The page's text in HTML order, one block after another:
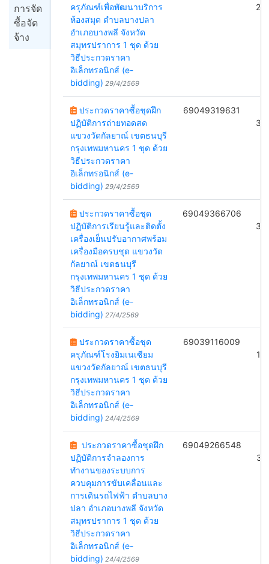
การจัด
ซื้อจัด
จ้าง
ครุภัณฑ์เพื่อพัฒนาบริการ
ห้องสมุด ตำบลบางปลา
อำเภอบางพลี จังหวัด
สมุทรปราการ 1 ชุด ด้วย
วิธีประกวดราคา
อิเล็กทรอนิกส์ (e-
bidding) 29/4/2569
ประกวดราคาซื้อชุดฝึก
ปฏิบัติการถ่ายทอดสด
แขวงวัดกัลยาณ์ เขตธนบุรี
กรุงเทพมหานคร 1 ชุด ด้วย
วิธีประกวดราคา
อิเล็กทรอนิกส์ (e-
bidding) 29/4/2569
69049319631
ประกวดราคาซื้อชุด
ปฏิบัติการเรียนรู้และติดตั้ง
เครื่องเย็นปรับอากาศพร้อม
เครื่องมือครบชุด แขวงวัด
กัลยาณ์ เขตธนบุรี
กรุงเทพมหานคร 1 ชุด ด้วย
วิธีประกวดราคา
อิเล็กทรอนิกส์ (e-
bidding) 27/4/2569
69049366706
ประกวดราคาซื้อชุด
ครุภัณฑ์โรงยิมเนเซียม
แขวงวัดกัลยาณ์ เขตธนบุรี
กรุงเทพมหานคร 1 ชุด ด้วย
วิธีประกวดราคา
อิเล็กทรอนิกส์ (e-
bidding) 24/4/2569
69039116009
ประกวดราคาซื้อชุดฝึก
ปฏิบัติการจำลองการ
ทำงานของระบบการ
ควบคุมการขับเคลื่อนและ
การเดินรถไฟฟ้า ตำบลบาง
ปลา อำเภอบางพลี จังหวัด
สมุทรปราการ 1 ชุด ด้วย
วิธีประกวดราคา
อิเล็กทรอนิกส์ (e-
bidding) 24/4/2569
69049266548